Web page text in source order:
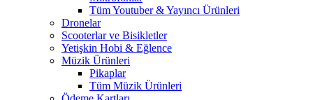
Tüm Youtuber & Yayıncı Ürünleri
Dronelar
Scooterlar ve Bisikletler
Yetişkin Hobi & Eğlence
Müzik Ürünleri
Pikaplar
Tüm Müzik Ürünleri